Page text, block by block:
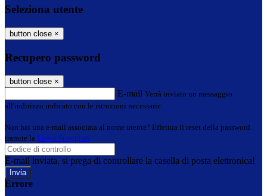
Seleziona utente
button close ×
Recupero password
button close ×
E-mail Verrà inviato un messaggio
all'indirizzo indicato con le istruzioni necessarie.
Non hai una e-mail associata al nome utente? Effettua il reset della password
tramite la Login Spaggiari
E-mail inviata, si prega di controllare la casella di posta elettronica!
Errore